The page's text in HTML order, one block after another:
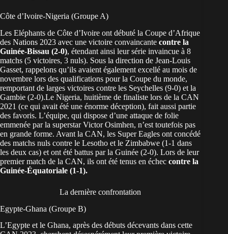
Côte d’Ivoire-Nigeria (Groupe A)
Les Eléphants de Côte d’Ivoire ont débuté la Coupe d’Afrique
des Nations 2023 avec une victoire convaincante contre la
Guinée-Bissau (2-0), étendant ainsi leur série invaincue à 8
matchs (5 victoires, 3 nuls). Sous la direction de Jean-Louis
Gasset, rappelons qu’ils avaient également excellé au mois de
novembre lors des qualifications pour la Coupe du monde,
remportant de larges victoires contre les Seychelles (9-0) et la
Gambie (2-0).Le Nigeria, huitième de finaliste lors de la CAN
2021 (ce qui avait été une énorme déception), fait aussi partie
des favoris. L’équipe, qui dispose d’une attaque de folie
emmenée par la superstar Victor Osimhen, n’est toutefois pas
en grande forme. Avant la CAN, les Super Eagles ont concédé
des matchs nuls contre le Lesotho et le Zimbabwe (1-1 dans
les deux cas) et ont été battus par la Guinée (2-0). Lors de leur
premier match de la CAN, ils ont été tenus en échec contre la
Guinée-Équatoriale (1-1).
La dernière confrontation
Egypte-Ghana (Groupe B)
L’Egypte et le Ghana, après des débuts décevants dans cette